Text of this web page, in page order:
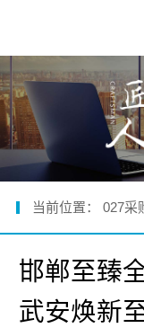
当前位置： 027采
邯郸至臻
武安焕新